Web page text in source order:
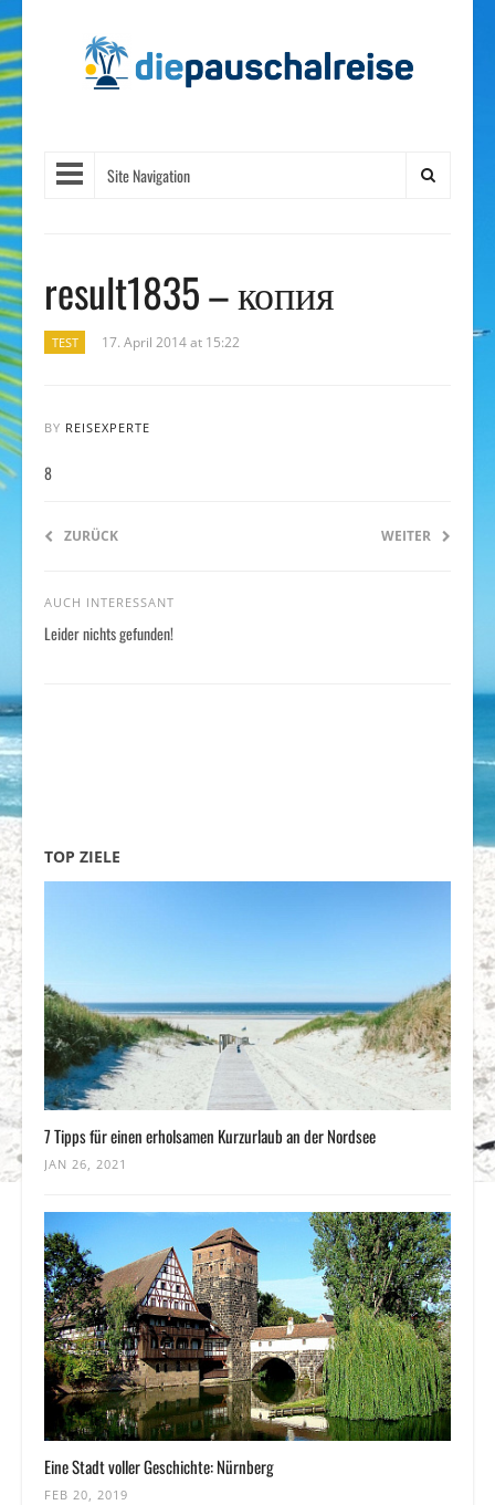
Site Navigation
result1835 – копия
TEST 17. April 2014 at 15:22
BY REISEXPERTE
8
ZURÜCK WEITER
AUCH INTERESSANT
Leider nichts gefunden!
TOP ZIELE
7 Tipps für einen erholsamen Kurzurlaub an der Nordsee
JAN 26, 2021
Eine Stadt voller Geschichte: Nürnberg
FEB 20, 2019